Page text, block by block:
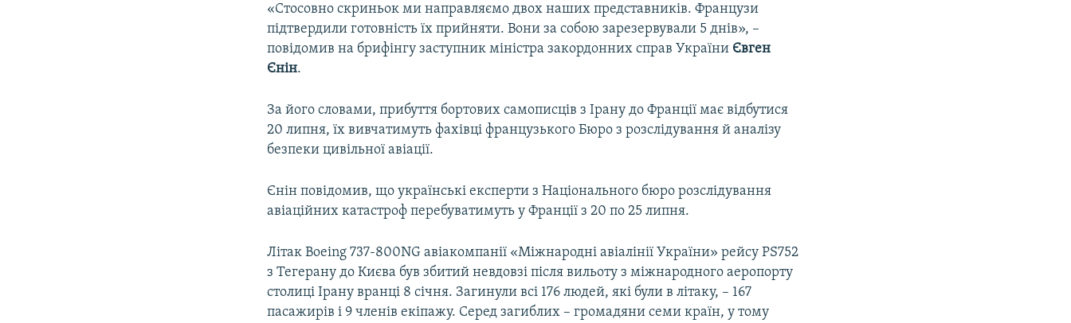
«Стосовно скриньок ми направляємо двох наших представників. Французи
підтвердили готовність їх прийняти. Вони за собою зарезервували 5 днів», –
повідомив на брифінгу заступник міністра закордонних справ України Євген
Єнін.
За його словами, прибуття бортових самописців з Ірану до Франції має відбутися
20 липня, їх вивчатимуть фахівці французького Бюро з розслідування й аналізу
безпеки цивільної авіації.
Єнін повідомив, що українські експерти з Національного бюро розслідування
авіаційних катастроф перебуватимуть у Франції з 20 по 25 липня.
Літак Boeing 737-800NG авіакомпанії «Міжнародні авіалінії України» рейсу PS752
з Тегерану до Києва був збитий невдовзі після вильоту з міжнародного аеропорту
столиці Ірану вранці 8 січня. Загинули всі 176 людей, які були в літаку, – 167
пасажирів і 9 членів екіпажу. Серед загиблих – громадяни семи країн, у тому